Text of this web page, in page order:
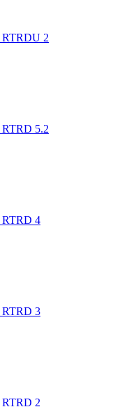
RTRDU 2
RTRD 5.2
RTRD 4
RTRD 3
RTRD 2